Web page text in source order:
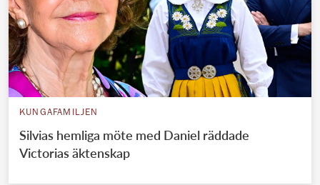
KUNGAFAMILJEN
Silvias hemliga möte med Daniel räddade
Victorias äktenskap